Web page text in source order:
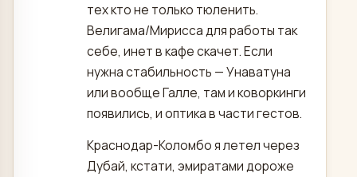
тех кто не только тюленить.
Велигама/Мирисса для работы так
себе, инет в кафе скачет. Если
нужна стабильность — Унаватуна
или вообще Галле, там и коворкинги
появились, и оптика в части гестов.
Краснодар-Коломбо я летел через
Дубай, кстати, эмиратами дороже